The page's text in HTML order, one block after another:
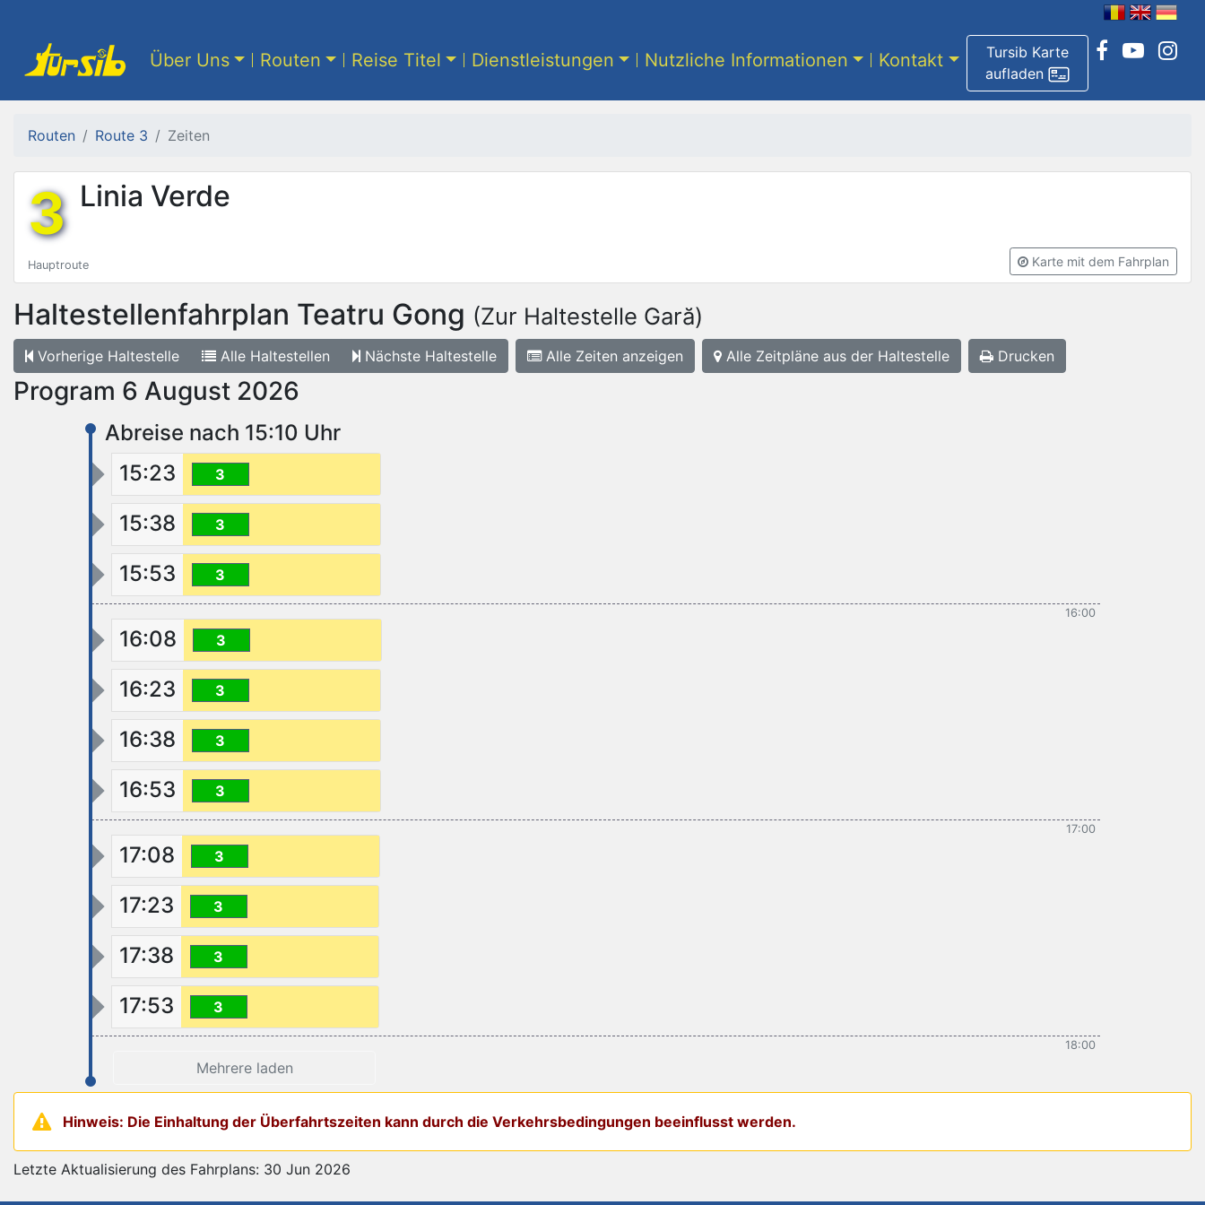
Tursib Karte
aufladen
Über Uns Routen Reise Titel Dienstleistungen Nutzliche Informationen Kontakt
Routen Route 3 Zeiten
3 Linia Verde
Hauptroute Karte mit dem Fahrplan
Haltestellenfahrplan Teatru Gong (Zur Haltestelle Gară)
Vorherige Haltestelle Alle Haltestellen Nächste Haltestelle Alle Zeiten anzeigen Alle Zeitpläne aus der Haltestelle Drucken
Program 6 August 2026
Abreise nach 15:10 Uhr
15:23
3
15:38 3
15:53 3
16:00
16:08 3
16:23 3
16:38 3
16:53 3
17:00
17:08 3
17:23 3
17:38 3
17:53 3
18:00
Mehrere laden
Hinweis: Die Einhaltung der Überfahrtszeiten kann durch die Verkehrsbedingungen beeinflusst werden.
Letzte Aktualisierung des Fahrplans: 30 Jun 2026